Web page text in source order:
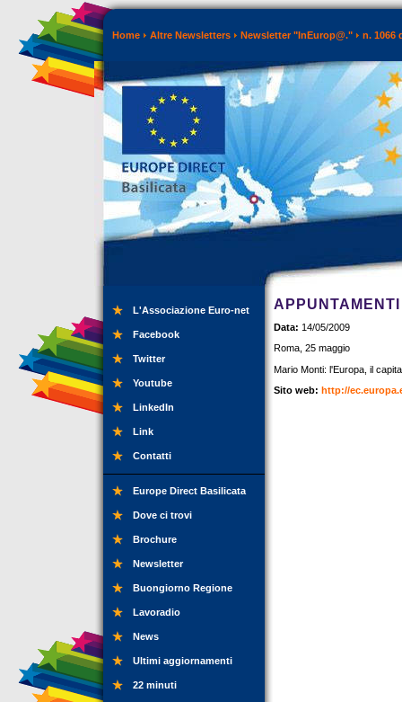
Home Altre Newsletters Newsletter "InEurop@." n. 1066
L'Associazione Euro-net
Facebook
Twitter
Youtube
LinkedIn
Link
Contatti
Europe Direct Basilicata
Dove ci trovi
Brochure
Newsletter
Buongiorno Regione
Lavoradio
News
Ultimi aggiornamenti
22 minuti
Data: 14/05/2009
Roma, 25 maggio
Mario Monti: l'Europa, il
Sito web: http://